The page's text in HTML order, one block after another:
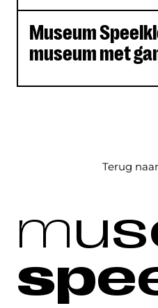
Museum
museum met
Terug
mus
spe